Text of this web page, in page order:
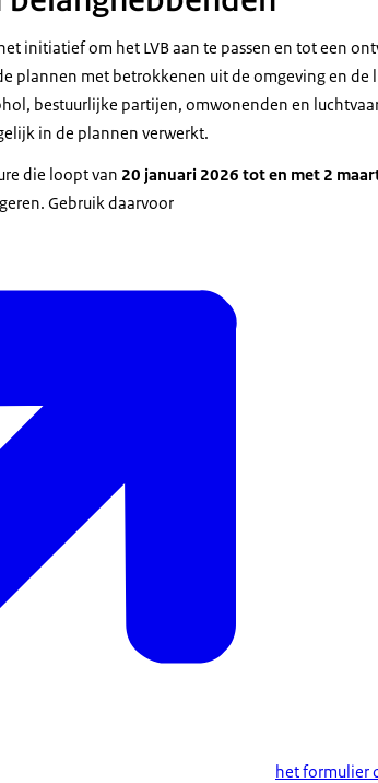
uitvoerbaarheid en fraudebestendigheid) en de
gedurende 6 weken reageren op de ontwerpwijziging voor
met antwoorden op zienswijzen en adviezen;
initiatief om het LVB aan te passen en tot een
plannen met betrokkenen uit de omgeving en de
bestuurlijke partijen, omwonenden en
in de plannen verwerkt.
die loopt van 20 januari 2026 tot en met 2
Gebruik daarvoor
het formulier